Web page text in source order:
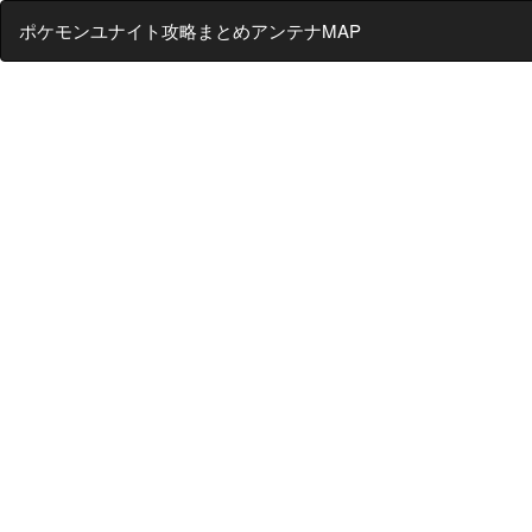
ポケモンユナイト攻略まとめアンテナMAP